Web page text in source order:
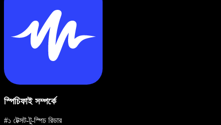
স্পিচিফাই সম্পর্কে
#১ টেক্সট-টু-স্পিচ রিডার